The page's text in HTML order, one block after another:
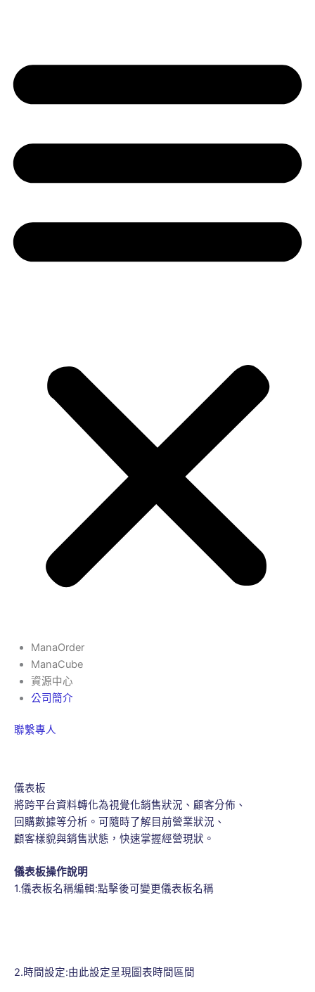
ManaOrder
ManaCube
資源中心
公司簡介
聯繫專人
儀表板
將跨平台資料轉化為視覺化銷售狀況、顧客分佈、
回購數據等分析。可隨時了解目前營業狀況、
顧客樣貌與銷售狀態，快速掌握經營現狀。
儀表板操作說明
1.儀表板名稱編輯:點擊後可變更儀表板名稱
2.時間設定:由此設定呈現圖表時間區間